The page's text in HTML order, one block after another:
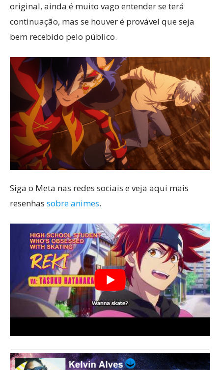
original, ainda é muito vago entender se terá
continuação, mas se houver é provável que seja
bem recebido pelo público.
Siga o Meta nas redes sociais e veja aqui mais
resenhas sobre animes.